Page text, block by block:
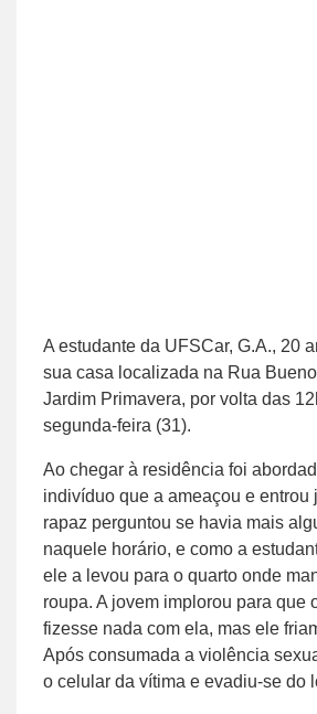
A estudante da UFSCar, G.A., 20
sua casa localizada na Rua
Jardim Primavera, por volta das
segunda-feira (31).
Ao chegar à residência foi
indivíduo que a ameaçou e entrou
rapaz perguntou se havia mais
naquele horário, e como a
ele a levou para o quarto onde
roupa. A jovem implorou para que
fizesse nada com ela, mas ele
Após consumada a violência
o celular da vítima e evadiu-se do